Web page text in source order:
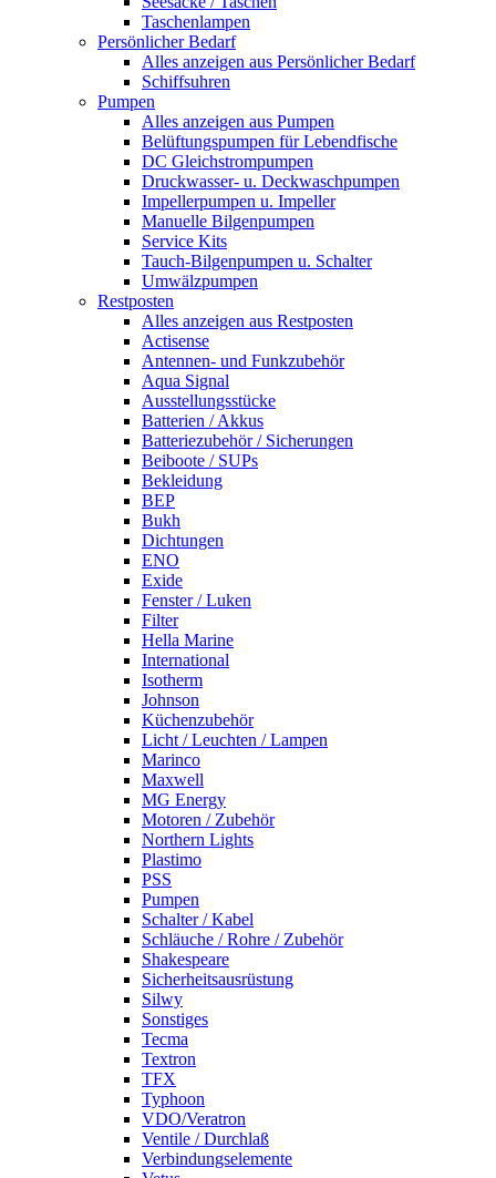
Taschenlampen
Persönlicher Bedarf
Alles anzeigen aus Persönlicher Bedarf
Schiffsuhren
Pumpen
Alles anzeigen aus Pumpen
Belüftungspumpen für Lebendfische
DC Gleichstrompumpen
Druckwasser- u. Deckwaschpumpen
Impellerpumpen u. Impeller
Manuelle Bilgenpumpen
Service Kits
Tauch-Bilgenpumpen u. Schalter
Umwälzpumpen
Restposten
Alles anzeigen aus Restposten
Actisense
Antennen- und Funkzubehör
Aqua Signal
Ausstellungsstücke
Batterien / Akkus
Batteriezubehör / Sicherungen
Beiboote / SUPs
Bekleidung
BEP
Bukh
Dichtungen
ENO
Exide
Fenster / Luken
Filter
Hella Marine
International
Isotherm
Johnson
Küchenzubehör
Licht / Leuchten / Lampen
Marinco
Maxwell
MG Energy
Motoren / Zubehör
Northern Lights
Plastimo
PSS
Pumpen
Schalter / Kabel
Schläuche / Rohre / Zubehör
Shakespeare
Sicherheitsausrüstung
Silwy
Sonstiges
Tecma
Textron
TFX
Typhoon
VDO/Veratron
Ventile / Durchlaß
Verbindungselemente